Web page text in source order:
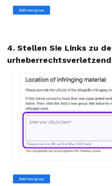
4. Stellen Sie Links zu